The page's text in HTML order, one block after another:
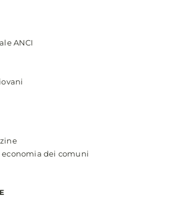
ANCI
dei comuni